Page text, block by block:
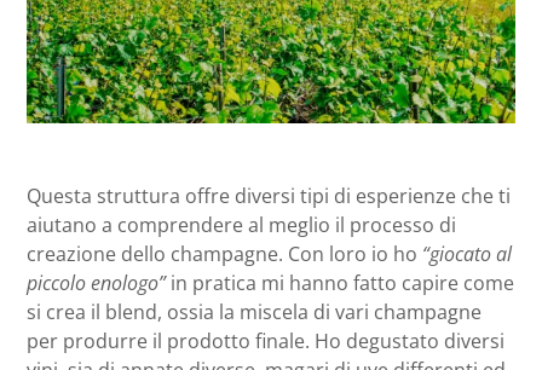
Questa struttura offre diversi tipi di esperienze che ti
aiutano a comprendere al meglio il processo di
creazione dello champagne. Con loro io ho “giocato al
piccolo enologo”in pratica mi hanno fatto capire come
si crea il blend, ossia la miscela di vari champagne
per produrre il prodotto finale. Ho degustato diversi